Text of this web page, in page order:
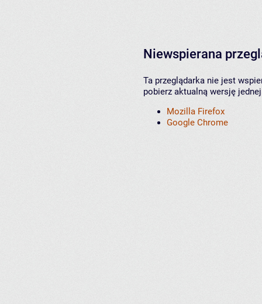
Niewspierana
Ta przeglądarka nie jest
pobierz aktualną wersję
Mozilla Firefox
Google Chrome